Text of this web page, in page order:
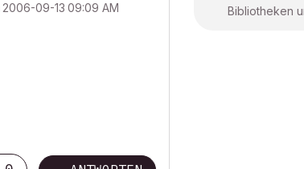
‎2006-09-13 09:09 AM Bibliotheken